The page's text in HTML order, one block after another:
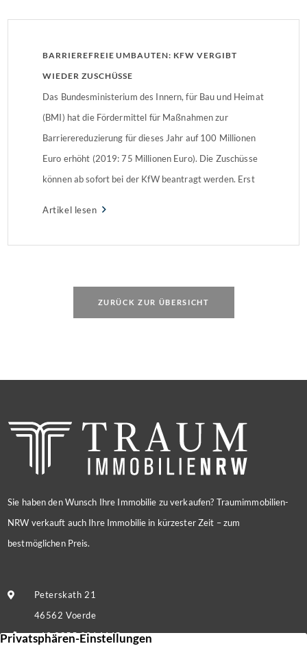
BARRIEREFREIE UMBAUTEN: KFW VERGIBT
WIEDER ZUSCHÜSSE
Das Bundesministerium des Innern, für Bau und Heimat
(BMI) hat die Fördermittel für Maßnahmen zur
Barrierereduzierung für dieses Jahr auf 100 Millionen
Euro erhöht (2019: 75 Millionen Euro). Die Zuschüsse
können ab sofort bei der KfW beantragt werden. Erst
Artikel lesen
ZURÜCK ZUR ÜBERSICHT
Sie haben den Wunsch Ihre Immobilie zu verkaufen? Traumimmobilien-
NRW verkauft auch Ihre Immobilie in kürzester Zeit – zum
bestmöglichen Preis.
Peterskath 21
46562 Voerde
+49 2855 9214445